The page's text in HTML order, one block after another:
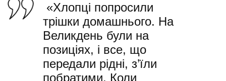
«Хлопці попросили
трішки домашнього. На
Великдень були на
позиціях, і все, що
передали рідні, з’їли
побратими. Коли